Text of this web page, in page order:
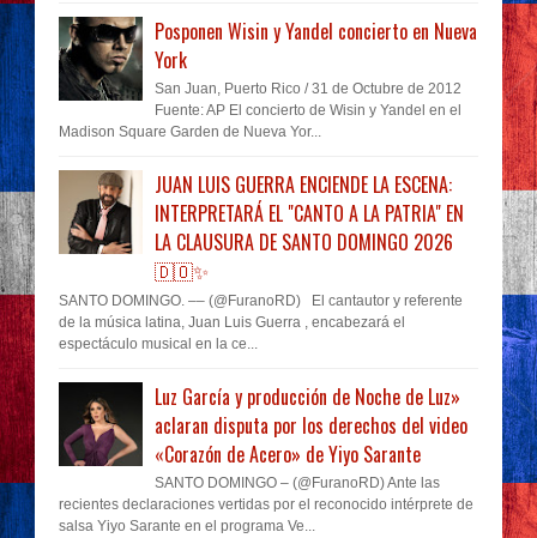
Posponen Wisin y Yandel concierto en Nueva
York
San Juan, Puerto Rico / 31 de Octubre de 2012
Fuente: AP El concierto de Wisin y Yandel en el
Madison Square Garden de Nueva Yor...
JUAN LUIS GUERRA ENCIENDE LA ESCENA:
INTERPRETARÁ EL "CANTO A LA PATRIA" EN
LA CLAUSURA DE SANTO DOMINGO 2026
🇩🇴✨
SANTO DOMINGO. –– (@FuranoRD) El cantautor y referente
de la música latina, Juan Luis Guerra , encabezará el
espectáculo musical en la ce...
Luz García y producción de Noche de Luz»
aclaran disputa por los derechos del video
«Corazón de Acero» de Yiyo Sarante
SANTO DOMINGO – (@FuranoRD) Ante las
recientes declaraciones vertidas por el reconocido intérprete de
salsa Yiyo Sarante en el programa Ve...